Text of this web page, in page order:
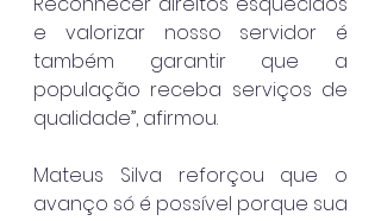
e valorizar nosso servidor é
também garantir que a
população receba serviços de
qualidade”, afirmou.
Mateus Silva reforçou que o
avanço só é possível porque sua